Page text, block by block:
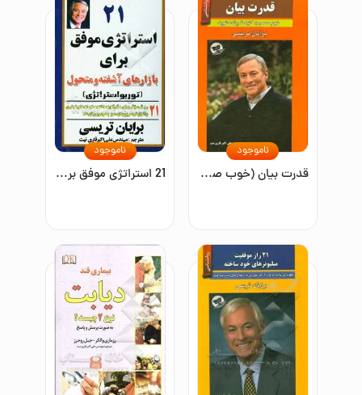
قدرت بیان (خوب صحبت کنید تا برنده شوید)
ناموجود
21 استراتژی موفق برای بازارهای آشفته و متحول (توربواستراتژی): 21 روش موثر برای دگرگون‌ ساختن سازمان‌های ....
ناموجود